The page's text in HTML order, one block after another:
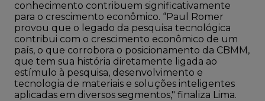
conhecimento contribuem significativamente
para o crescimento econômico. “Paul Romer
provou que o legado da pesquisa tecnológica
contribui com o crescimento econômico de um
país, o que corrobora o posicionamento da CBMM,
que tem sua história diretamente ligada ao
estímulo à pesquisa, desenvolvimento e
tecnologia de materiais e soluções inteligentes
aplicadas em diversos segmentos," finaliza Lima.